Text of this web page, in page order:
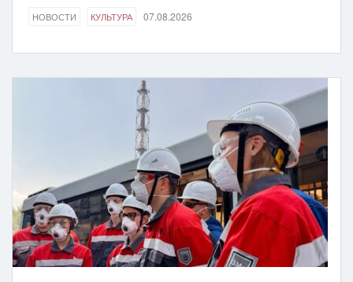
НОВОСТИ КУЛЬТУРА 07.08.2026